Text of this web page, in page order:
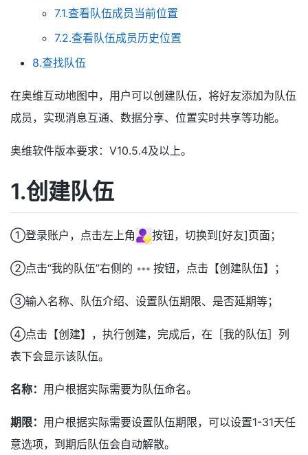
7.1.查看队伍成员当前位置
7.2.查看队伍成员历史位置
8.查找队伍
在奥维互动地图中，用户可以创建队伍，将好友添加为队伍
成员，实现消息互通、数据分享、位置实时共享等功能。
奥维软件版本要求：V10.5.4及以上。
1.创建队伍
①登录账户，点击左上角 按钮，切换到[好友]页面；
②点击“我的队伍”右侧的 按钮，点击【创建队伍】；
③输入名称、队伍介绍、设置队伍期限、是否延期等；
④点击【创建】，执行创建，完成后，在［我的队伍］列
表下会显示该队伍。
名称： 用户根据实际需要为队伍命名。
期限： 用户根据实际需要设置队伍期限，可以设置1-31天任
意选项，到期后队伍会自动解散。